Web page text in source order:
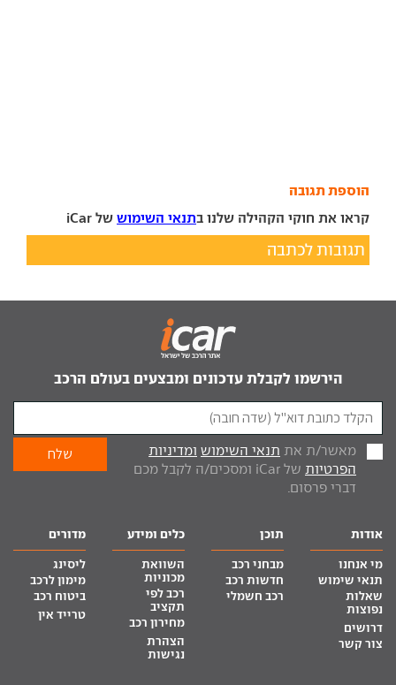
הוספת תגובה
קראו את חוקי הקהילה שלנו בתנאי השימוש של iCar
תגובות לכתבה
הירשמו לקבלת עדכונים ומבצעים בעולם הרכב
מאשר/ת את תנאי השימוש ומדיניות
הפרטיות
של iCar ומסכים/ה לקבל מכם
דברי פרסום.
אודות
מי אנחנו
תנאי שימוש
שאלות
נפוצות
דרושים
צור קשר
תוכן
מבחני רכב
חדשות רכב
רכב חשמלי
כלים ומידע
השוואת
מכוניות
רכב לפי
תקציב
מחירון רכב
הצהרת
נגישות
מדורים
ליסינג
מימון לרכב
ביטוח רכב
טרייד אין